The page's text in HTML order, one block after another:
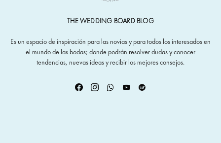
THE WEDDING BOARD BLOG
Es un espacio de inspiración para las novias y para todos los interesados en
el mundo de las bodas; donde podrán resolver dudas y conocer
tendencias, nuevas ideas y recibir los mejores consejos.